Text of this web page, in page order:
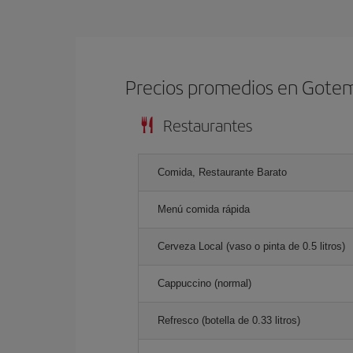
Precios promedios en
Restaurantes
Comida, Restaurante Barato
Menú comida rápida
Cerveza Local (vaso o pinta de 0.5 litros)
Cappuccino (normal)
Refresco (botella de 0.33 litros)